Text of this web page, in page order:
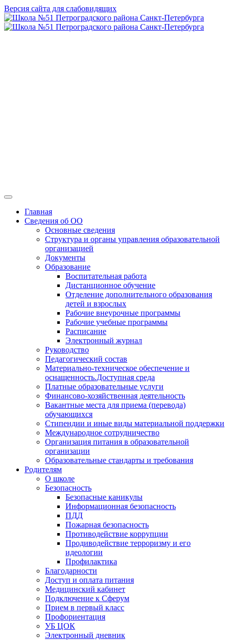
Версия сайта для слабовидящих
Главная
Сведения об ОО
Основные сведения
Структура и органы управления образовательной
организацией
Документы
Образование
Воспитательная работа
Дистанционное обучение
Отделение дополнительного образования
детей и взрослых
Рабочие внеурочные программы
Рабочие учебные программы
Расписание
Электронный журнал
Руководство
Педагогический состав
Материально-техническое обеспечение и
оснащенность.Доступная среда
Платные образовательные услуги
Финансово-хозяйственная деятельность
Вакантные места для приема (перевода)
обучающихся
Стипендии и иные виды материальной поддержки
Международное сотрудничество
Организация питания в образовательной
организации
Образовательные стандарты и требования
Родителям
О школе
Безопасность
Безопасные каникулы
Информационная безопасность
ПДД
Пожарная безопасность
Противодействие коррупции
Продиводействие терроризму и его
идеологии
Профилактика
Благодарности
Доступ и оплата питания
Медицинский кабинет
Подключение к Сферум
Прием в первый класс
Профориентация
УБ ЦОК
Электронный дневник